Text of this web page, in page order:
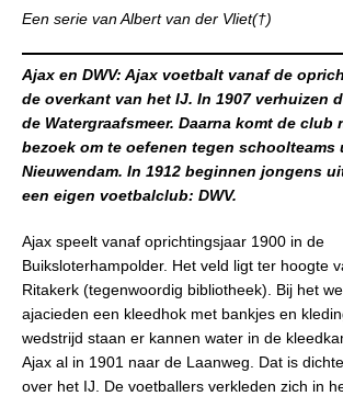
Een serie van Albert van der Vliet(†)
Ajax en DWV: Ajax voetbalt vanaf de
de overkant van het IJ. In 1907 verhuizen
de Watergraafsmeer. Daarna komt de club
bezoek om te oefenen tegen
Nieuwendam. In 1912 beginnen jongens
een eigen voetbalclub: DWV.
Ajax speelt vanaf oprichtingsjaar 1900 in de
Buiksloterhampolder. Het veld ligt ter hoogte
Ritakerk (tegenwoordig bibliotheek). Bij het
ajacieden een kleedhok met bankjes en
wedstrijd staan er kannen water in de
Ajax al in 1901 naar de Laanweg. Dat is
over het IJ. De voetballers verkleden zich in